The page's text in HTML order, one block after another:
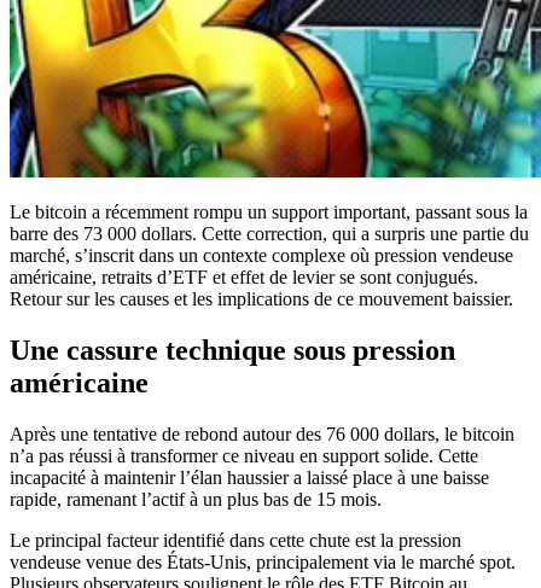
Le bitcoin a récemment rompu un support important, passant sous la
barre des 73 000 dollars. Cette correction, qui a surpris une partie du
marché, s’inscrit dans un contexte complexe où pression vendeuse
américaine, retraits d’ETF et effet de levier se sont conjugués.
Retour sur les causes et les implications de ce mouvement baissier.
Une cassure technique sous pression
américaine
Après une tentative de rebond autour des 76 000 dollars, le bitcoin
n’a pas réussi à transformer ce niveau en support solide. Cette
incapacité à maintenir l’élan haussier a laissé place à une baisse
rapide, ramenant l’actif à un plus bas de 15 mois.
Le principal facteur identifié dans cette chute est la pression
vendeuse venue des États-Unis, principalement via le marché spot.
Plusieurs observateurs soulignent le rôle des ETF Bitcoin au